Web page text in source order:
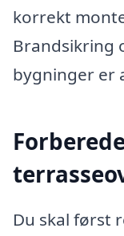
korrekt
Brandsikring
bygninger er
Du skal først